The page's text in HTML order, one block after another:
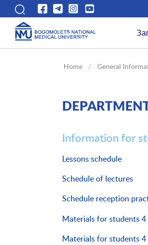
Home / General
Information for
Lessons schedule
Schedule of lectures
Schedule reception
Materials for students
Materials for students